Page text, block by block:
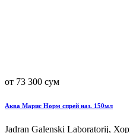
от 73 300 сум
Аква Марис Норм спрей наз. 150мл
Jadran Galenski Laboratorij,